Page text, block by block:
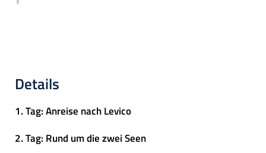
Details
1. Tag: Anreise nach Levico
2. Tag: Rund um die zwei Seen